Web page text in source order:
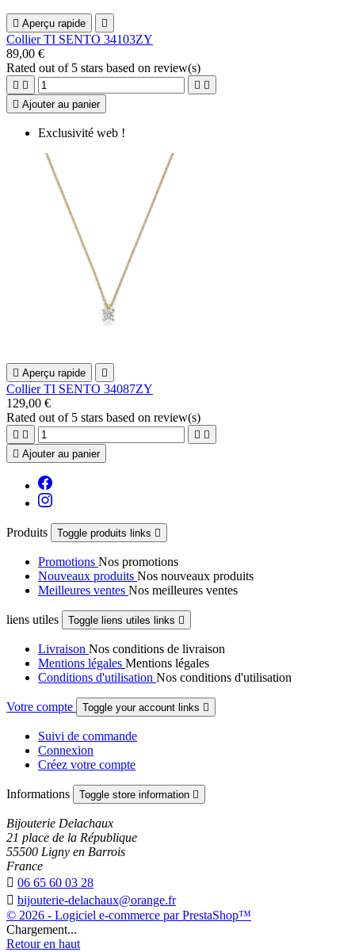
 Aperçu rapide 
Collier TI SENTO 34103ZY
89,00 €
Rated out of 5 stars based on review(s)
   
 Ajouter au panier
Exclusivité web !
 Aperçu rapide 
Collier TI SENTO 34087ZY
129,00 €
Rated out of 5 stars based on review(s)
   
 Ajouter au panier
Produits Toggle produits links 
Promotions Nos promotions
Nouveaux produits Nos nouveaux produits
Meilleures ventes Nos meilleures ventes
liens utiles Toggle liens utiles links 
Livraison Nos conditions de livraison
Mentions légales Mentions légales
Conditions d'utilisation Nos conditions d'utilisation
Votre compte Toggle your account links 
Suivi de commande
Connexion
Créez votre compte
Informations Toggle store information 
Bijouterie Delachaux
21 place de la République
55500 Ligny en Barrois
France
 06 65 60 03 28
 bijouterie-delachaux@orange.fr
© 2026 - Logiciel e-commerce par PrestaShop™
Chargement...
Retour en haut